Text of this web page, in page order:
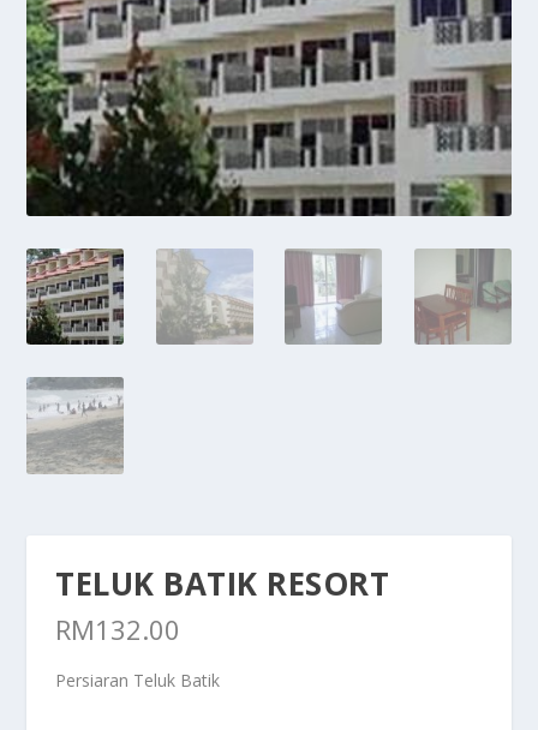
TELUK BATIK RESORT
RM132.00
Persiaran Teluk Batik